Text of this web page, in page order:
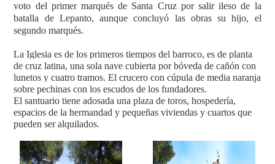
voto del primer marqués de Santa Cruz por salir ileso de la
batalla de Lepanto, aunque concluyó las obras su hijo, el
segundo marqués.
La Iglesia es de los primeros tiempos del barroco, es de planta
de cruz latina, una sola nave cubierta por bóveda de cañón con
lunetos y cuatro tramos. El crucero con cúpula de media naranja
sobre pechinas con los escudos de los fundadores.
El santuario tiene adosada una plaza de toros, hospedería,
espacios de la hermandad y pequeñas viviendas y cuartos que
pueden ser alquilados.